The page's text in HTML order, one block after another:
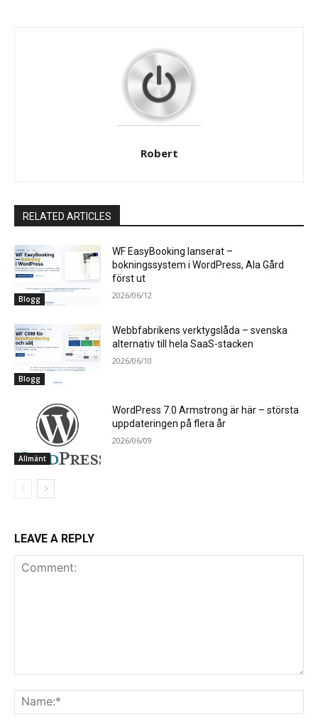
Robert
RELATED ARTICLES
Blogg
WF EasyBooking lanserat –
bokningssystem i WordPress, Ala Gård
först ut
2026/06/12
Blogg
Webbfabrikens verktygslåda – svenska
alternativ till hela SaaS-stacken
2026/06/10
Allmänt
WordPress 7.0 Armstrong är här – största
uppdateringen på flera år
2026/06/09
LEAVE A REPLY